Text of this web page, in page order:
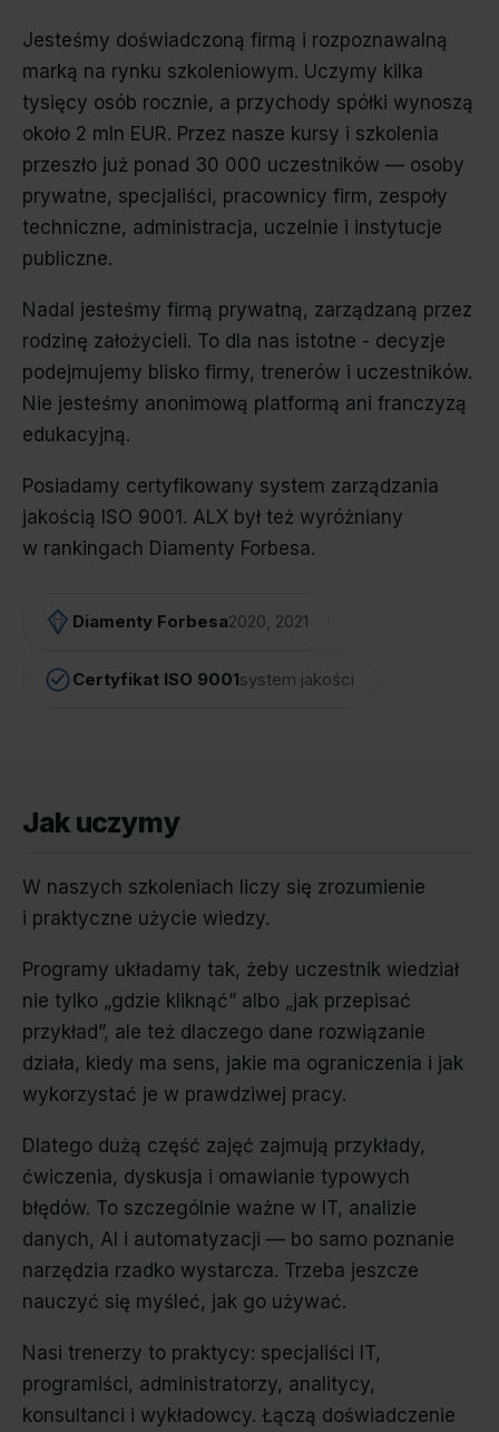
Jesteśmy doświadczoną firmą i rozpoznawalną
marką na rynku szkoleniowym. Uczymy kilka
tysięcy osób rocznie, a przychody spółki wynoszą
około 2 mln EUR. Przez nasze kursy i szkolenia
przeszło już ponad 30 000 uczestników — osoby
prywatne, specjaliści, pracownicy firm, zespoły
techniczne, administracja, uczelnie i instytucje
publiczne.
Nadal jesteśmy firmą prywatną, zarządzaną przez
rodzinę założycieli. To dla nas istotne - decyzje
podejmujemy blisko firmy, trenerów i uczestników.
Nie jesteśmy anonimową platformą ani franczyzą
edukacyjną.
Posiadamy certyfikowany system zarządzania
jakością ISO 9001. ALX był też wyróżniany
w rankingach Diamenty Forbesa.
Diamenty Forbesa2020, 2021
Certyfikat ISO 9001system jakości
Jak uczymy
W naszych szkoleniach liczy się zrozumienie
i praktyczne użycie wiedzy.
Programy układamy tak, żeby uczestnik wiedział
nie tylko „gdzie kliknąć” albo „jak przepisać
przykład”, ale też dlaczego dane rozwiązanie
działa, kiedy ma sens, jakie ma ograniczenia i jak
wykorzystać je w prawdziwej pracy.
Dlatego dużą część zajęć zajmują przykłady,
ćwiczenia, dyskusja i omawianie typowych
błędów. To szczególnie ważne w IT, analizie
danych, AI i automatyzacji — bo samo poznanie
narzędzia rzadko wystarcza. Trzeba jeszcze
nauczyć się myśleć, jak go używać.
Nasi trenerzy to praktycy: specjaliści IT,
programiści, administratorzy, analitycy,
konsultanci i wykładowcy. Łączą doświadczenie